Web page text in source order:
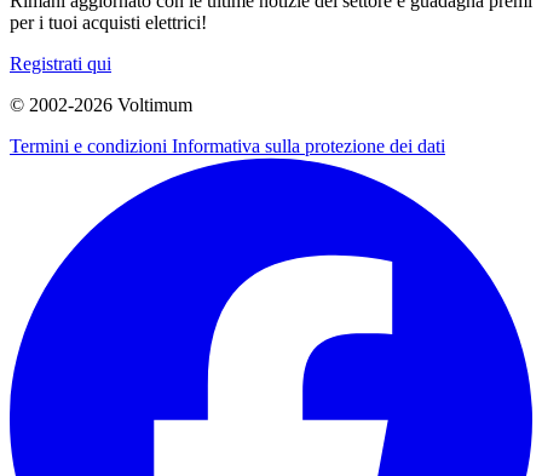
per i tuoi acquisti elettrici!
Registrati qui
© 2002-2026 Voltimum
Termini e condizioni Informativa sulla protezione dei dati